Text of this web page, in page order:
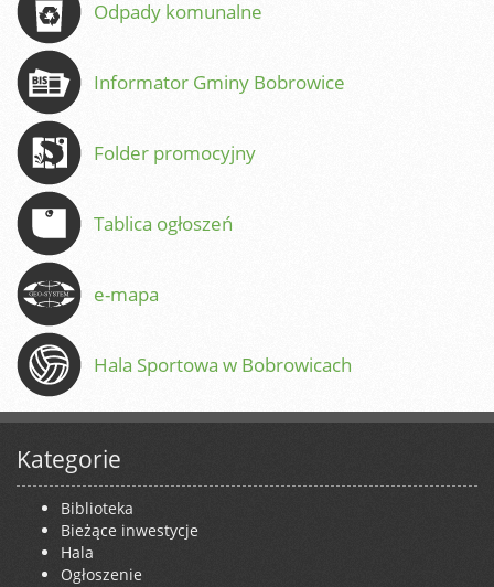
Odpady komunalne
Informator Gminy Bobrowice
Folder promocyjny
Tablica ogłoszeń
e-mapa
Hala Sportowa w Bobrowicach
Kategorie
Biblioteka
Bieżące inwestycje
Hala
Ogłoszenie